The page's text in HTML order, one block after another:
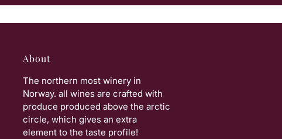
About
The northern most winery in
Norway. all wines are crafted with
produce produced above the arctic
circle, which gives an extra
element to the taste profile!